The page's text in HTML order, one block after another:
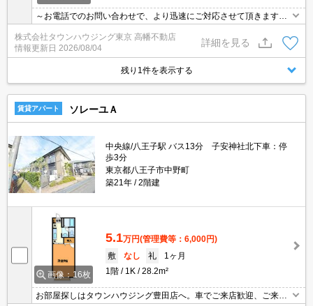
～お電話でのお問い合わせで、より迅速にご対応させて頂きます～
地域密着タウンハウジングまで～
株式会社タウンハウジング東京 高幡不動店
情報更新日 2026/08/04
詳細を見る
残り1件を表示する
賃貸アパート ソレーユＡ
中央線/八王子駅 バス13分 子安神社北下車：停
歩3分
東京都八王子市中野町
築21年
2階建
画像：16枚
5.1万円(管理費等：6,000円)
敷
なし 礼
1ヶ月
1階
1K 28.2m²
お部屋探しはタウンハウジング豊田店へ。車でご来店歓迎、ご来店